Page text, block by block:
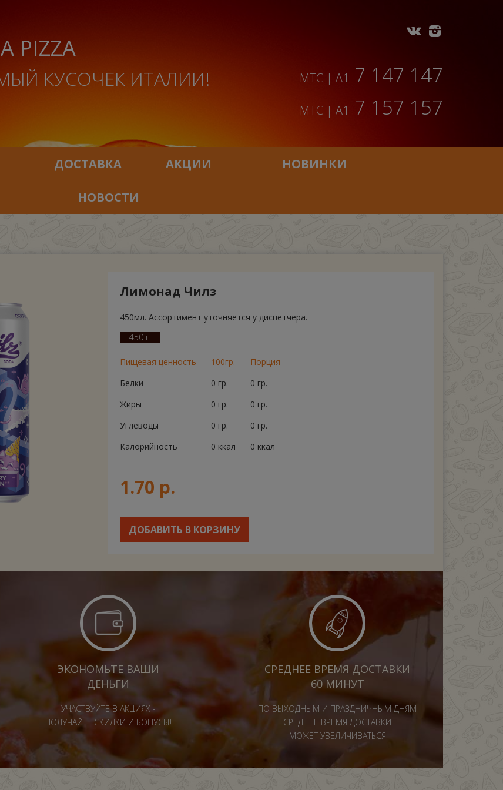
PIZZA
КУСОЧЕК ИТАЛИИ! МТС | A1 7 147 147
МТС | A1 7 157 157
ДОСТАВКА АКЦИИ НОВИНКИ
НОВОСТИ
Лимонад Чилз
450мл. Ассортимент уточняется у диспетчера.
450 г.
Пищевая ценность 100гр.
Порция
Белки
0 гр.
0 гр.
Жиры
0 гр.
0 гр.
Углеводы
0 гр.
0 гр.
Калорийность
0 ккал 0 ккал
1.70 р.
ДОБАВИТЬ В КОРЗИНУ
ЭКОНОМЬТЕ ВАШИ
ДЕНЬГИ
УЧАСТВУЙТЕ В АКЦИЯХ -
ПОЛУЧАЙТЕ СКИДКИ И БОНУСЫ!
СРЕДНЕЕ ВРЕМЯ ДОСТАВКИ
60 МИНУТ
ПО ВЫХОДНЫМ И ПРАЗДНИЧНЫМ ДНЯМ
СРЕДНЕЕ ВРЕМЯ ДОСТАВКИ
МОЖЕТ УВЕЛИЧИВАТЬСЯ